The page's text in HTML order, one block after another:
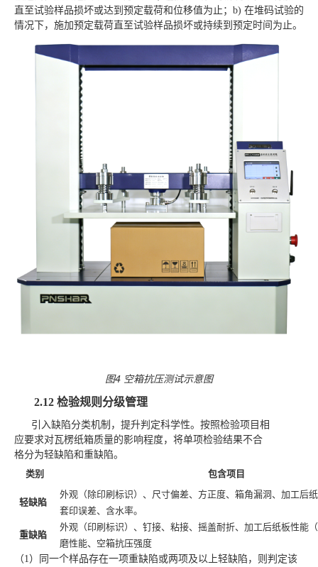
直至试验样品损坏或达到预定载荷和位移值为止；b) 在堆码试验的
情况下，施加预定载荷直至试验样品损坏或持续到预定时间为止。
图4 空箱抗压测试示意图
2.12 检验规则分级管理
引入缺陷分类机制，提升判定科学性。按照检验项目相
应要求对瓦楞纸箱质量的影响程度，将单项检验结果不合
格分为轻缺陷和重缺陷。
类别
包含项目
轻缺陷
外观（除印刷标识）、尺寸偏差、方正度、箱角漏洞、加工后
套印误差、含水率。
重缺陷
外观（印刷标识）、钉接、粘接、摇盖耐折、加工后纸板性能
磨性能、空箱抗压强度
（1）
同一个样品存在一项重缺陷或两项及以上轻缺陷，则判定该